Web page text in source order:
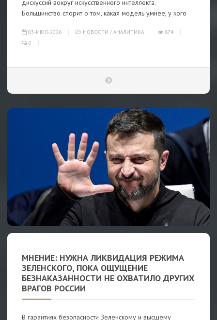
дискуссий вокруг искусственного интеллекта.
Большинство спорит о том, какая модель умнее, у кого
03-ИЮЛ-2026 НОВОСТИ / АНАЛИТИКА
874
0
МНЕНИЕ: НУЖНА ЛИКВИДАЦИЯ РЕЖИМА
ЗЕЛЕНСКОГО, ПОКА ОЩУЩЕНИЕ
БЕЗНАКАЗАННОСТИ НЕ ОХВАТИЛО ДРУГИХ
ВРАГОВ РОССИИ
В гарантиях безопасности Зеленскому и высшему